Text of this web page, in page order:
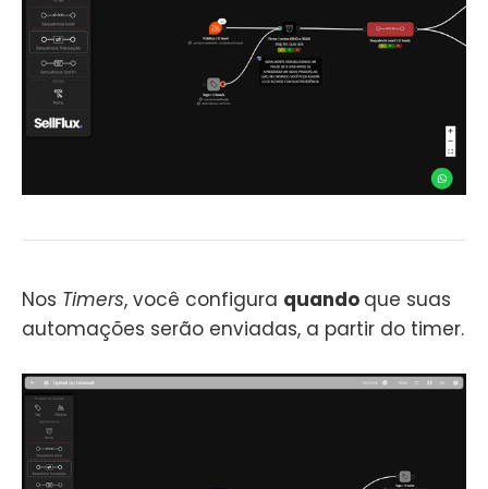
Nos Timers, você configura quando que suas
automações serão enviadas, a partir do timer.